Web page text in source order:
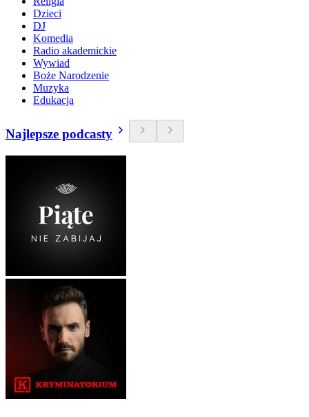
Dzieci
DJ
Komedia
Radio akademickie
Wywiad
Boże Narodzenie
Muzyka
Edukacja
Najlepsze podcasty